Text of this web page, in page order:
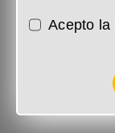
Acepto la